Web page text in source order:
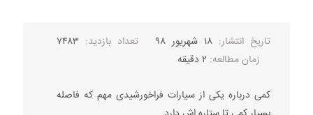
تاریخ انتشار: ۱۸ شهریور ۹۸ تعداد بازدید: ۷۴۸۳
زمان مطالعه: ۲ دقیقه
کمی درباره یکی از سیارات فراخورشیدی مهم که فاصله